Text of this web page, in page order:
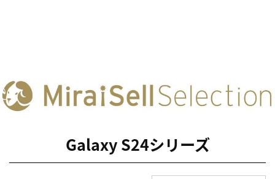
Galaxy S24シリーズ